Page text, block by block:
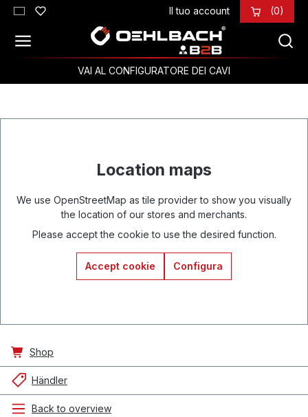
Passa al contenuto principale Il tuo account (0)
VAI AL CONFIGURATORE DEI CAVI
Location maps
We use OpenStreetMap as tile provider to show you visually
the location of our stores and merchants.
Please accept the cookie to use the desired function.
Accept cookie Configura
Shop
Händler
Back to overview